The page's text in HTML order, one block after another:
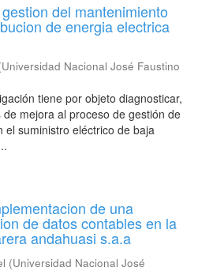
del mantenimiento
de energia electrica
Universidad Nacional José Faustino
tiene por objeto diagnosticar,
mejora al proceso de gestión de
el suministro eléctrico de baja
de una
de datos contables en la
andahuasi s.a.a
(Universidad Nacional José